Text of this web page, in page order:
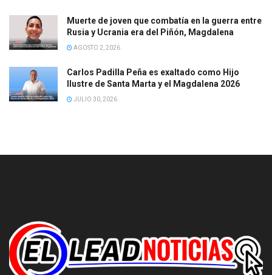
Muerte de joven que combatía en la guerra entre
Rusia y Ucrania era del Piñón, Magdalena
AGOSTO 2, 2026
Carlos Padilla Peña es exaltado como Hijo
Ilustre de Santa Marta y el Magdalena 2026
JULIO 30, 2026